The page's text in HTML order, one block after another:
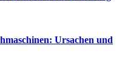
Ursachen und